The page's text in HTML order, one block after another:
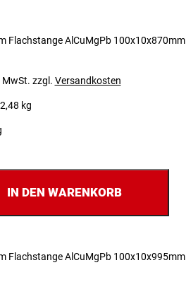
Flachstange AlCuMgPb 100x10x870mm
MwSt. zzgl. Versandkosten
kg
IN DEN WARENKORB
Flachstange AlCuMgPb 100x10x995mm